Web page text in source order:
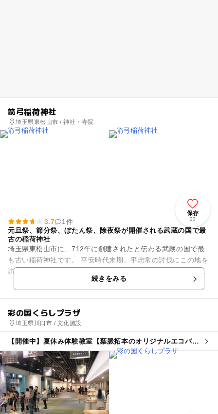
箭弓稲荷神社
埼玉県東松山市 / 神社・寺院
保存
23
3.7
1件
元旦祭、節分祭、ぼたん祭、除夜祭が開催される武蔵の国で最
古の稲荷神社
埼玉県東松山市に、712年に創建されたと伝わる武蔵の国で最
も古い稲荷神社です。 平安時代末期、平忠常の討伐にこの地を
訪れた源頼信が、白狐に乗った神から箭と弓を授かる夢を見て
続きをみる
彩の国くらしプラザ
埼玉県川口市 / 文化施設
【開催中】夏休み体験教室【葉脈拓本のオリジナルエコバッ